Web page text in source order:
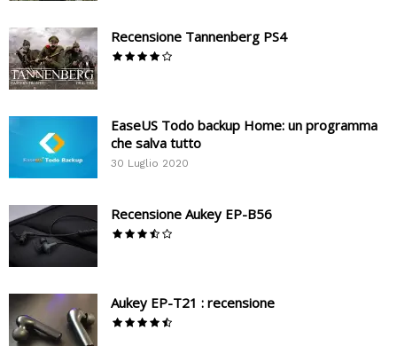
Recensione Tannenberg PS4
EaseUS Todo backup Home: un programma
che salva tutto
30 Luglio 2020
Recensione Aukey EP-B56
Aukey EP-T21 : recensione